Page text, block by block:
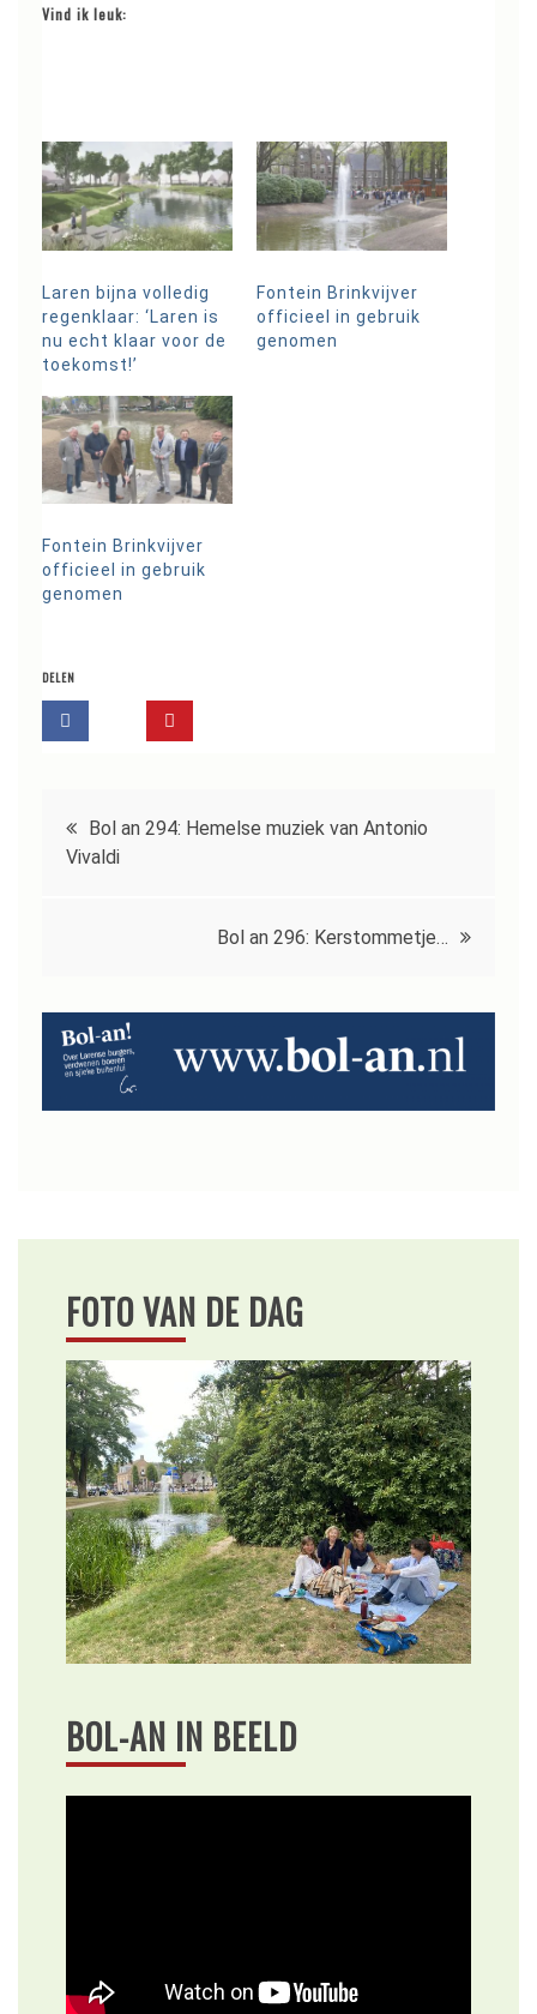
Vind ik leuk:
Laren bijna volledig
regenklaar: ‘Laren is
nu echt klaar voor de
toekomst!’
Fontein Brinkvijver
officieel in gebruik
genomen
Fontein Brinkvijver
officieel in gebruik
genomen
DELEN
Bericht
navigatie
Bol an 294: Hemelse muziek van Antonio
Vivaldi
Bol an 296: Kerstommetje…
FOTO VAN DE DAG
BOL-AN IN BEELD